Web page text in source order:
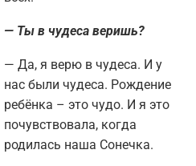
— Ты в чудеса веришь?
— Да, я верю в чудеса. И у
нас были чудеса. Рождение
ребёнка – это чудо. И я это
почувствовала, когда
родилась наша Сонечка.